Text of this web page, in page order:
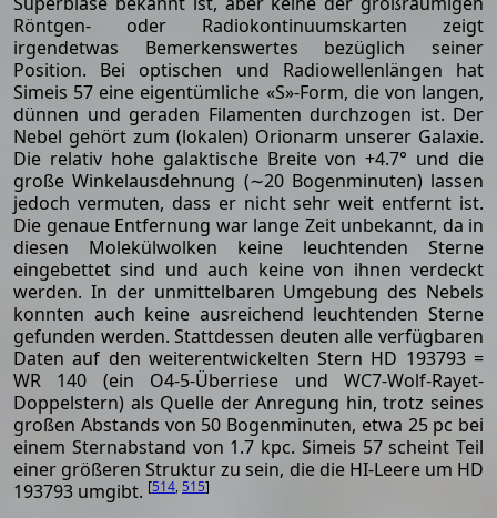
Röntgen- oder Radiokontinuumskarten zeigt
irgendetwas Bemerkenswertes bezüglich seiner
Position. Bei optischen und Radiowellenlängen hat
Simeis 57 eine eigentümliche «S»-Form, die von langen,
dünnen und geraden Filamenten durchzogen ist. Der
Nebel gehört zum (lokalen) Orionarm unserer Galaxie.
Die relativ hohe galaktische Breite von +4.7° und die
große Winkelausdehnung (∼20 Bogenminuten) lassen
jedoch vermuten, dass er nicht sehr weit entfernt ist.
Die genaue Entfernung war lange Zeit unbekannt, da in
diesen Molekülwolken keine leuchtenden Sterne
eingebettet sind und auch keine von ihnen verdeckt
werden. In der unmittelbaren Umgebung des Nebels
konnten auch keine ausreichend leuchtenden Sterne
gefunden werden. Stattdessen deuten alle verfügbaren
Daten auf den weiterentwickelten Stern HD 193793 =
WR 140 (ein O4-5-Überriese und WC7-Wolf-Rayet-
Doppelstern) als Quelle der Anregung hin, trotz seines
großen Abstands von 50 Bogenminuten, etwa 25 pc bei
einem Sternabstand von 1.7 kpc. Simeis 57 scheint Teil
einer größeren Struktur zu sein, die die HI-Leere um HD
193793 umgibt. [514,515]